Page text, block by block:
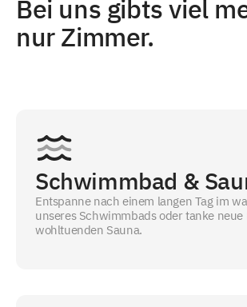
Bei uns gibts viel
nur Zimmer.
Schwimmbad &
Entspanne nach einem langen Tag im
unseres Schwimmbads oder tanke neue
wohltuenden Sauna.